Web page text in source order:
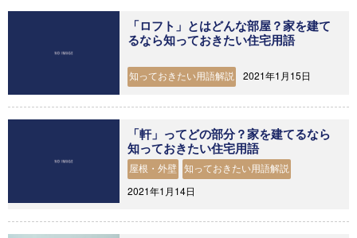
「ロフト」とはどんな部屋？家を建て
るなら知っておきたい住宅用語
知っておきたい用語解説 2021年1月15日
「軒」ってどの部分？家を建てるなら
知っておきたい住宅用語
屋根・外壁 知っておきたい用語解説
2021年1月14日